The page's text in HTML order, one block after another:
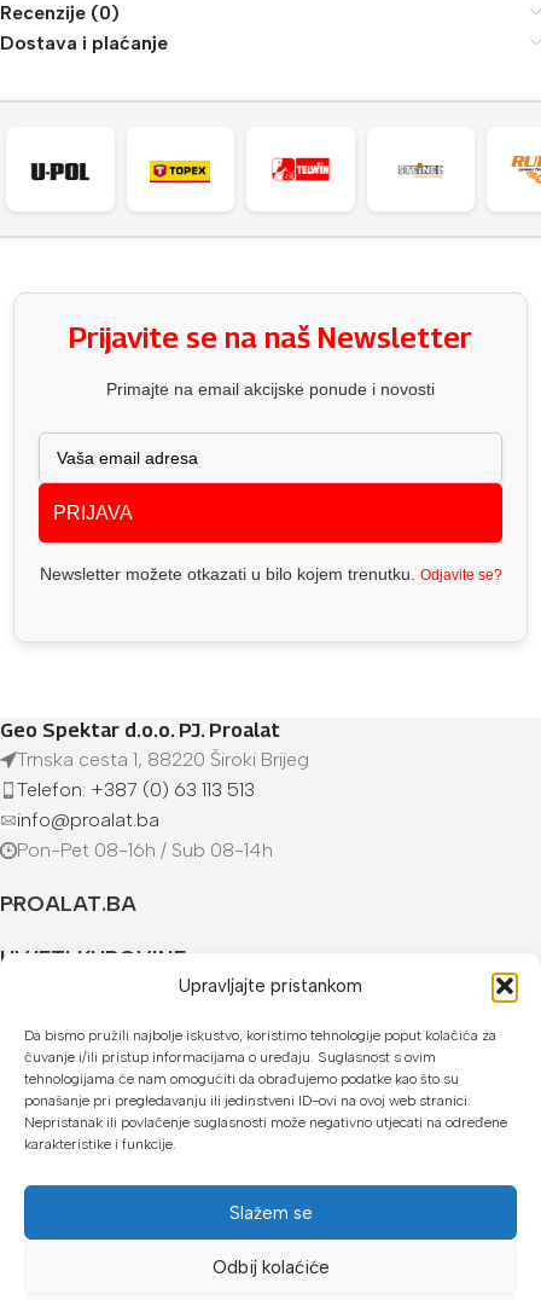
Upravljajte pristankom
Da bismo pružili najbolje iskustvo, koristimo tehnologije poput kolačića za
čuvanje i/ili pristup informacijama o uređaju. Suglasnost s ovim
tehnologijama će nam omogućiti da obrađujemo podatke kao što su
ponašanje pri pregledavanju ili jedinstveni ID-ovi na ovoj web stranici.
Nepristanak ili povlačenje suglasnosti može negativno utjecati na određene
karakteristike i funkcije.
Slažem se
Odbij kolaćiće
Recenzije (0)
Dostava i plaćanje
Prijavite se na naš Newsletter
Primajte na email akcijske ponude i novosti
PRIJAVA
Newsletter možete otkazati u bilo kojem trenutku. Odjavite se?
Geo Spektar d.o.o. PJ. Proalat
Trnska cesta 1, 88220 Široki Brijeg
Telefon: +387 (0) 63 113 513
info@proalat.ba
Pon-Pet 08-16h / Sub 08-14h
PROALAT.BA
UVJETI KUPOVINE
U našoj web trgovini možete platiti:
Kreditnim karticama jednokratno ili do 24 rate
Gotovinom prilikom preuzimanja
Mikrofin do 18 rata
Copyright © 2026 Proalat.ba